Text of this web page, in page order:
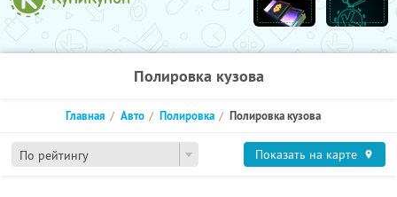
Полировка кузова
По рейтингу
Главная Авто Полировка Полировка кузова
Показать на карте